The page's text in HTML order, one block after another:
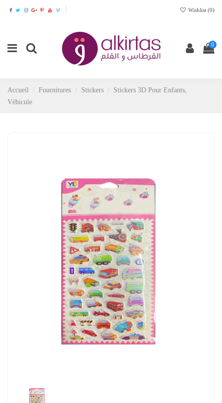
Wishlist (0)
0
Accueil Fournitures Stickers
Stickers 3D Pour Enfants,
Véhicule